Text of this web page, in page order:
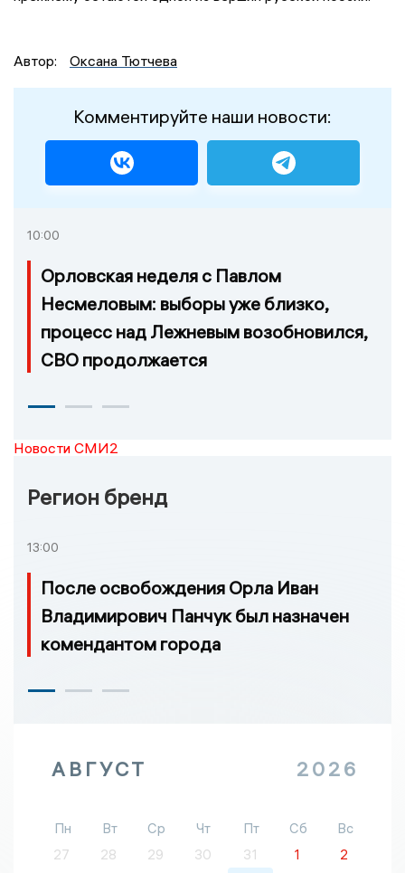
Автор: Оксана Тютчева
Комментируйте наши новости:
10:00
Орловская неделя с Павлом
Несмеловым: выборы уже близко,
процесс над Лежневым возобновился,
СВО продолжается
Новости СМИ2
Регион бренд
13:00
После освобождения Орла Иван
Владимирович Панчук был назначен
комендантом города
АВГУСТ 2026
Пн Вт Ср Чт Пт Сб
Вс
27
28 29 30 31 1
2